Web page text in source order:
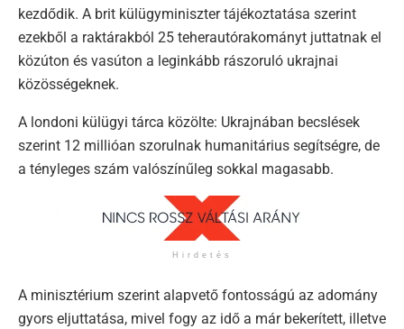
kezdődik. A brit külügyminiszter tájékoztatása szerint
ezekből a raktárakból 25 teherautórakományt juttatnak el
közúton és vasúton a leginkább rászoruló ukrajnai
közösségeknek.
A londoni külügyi tárca közölte: Ukrajnában becslések
szerint 12 millióan szorulnak humanitárius segítségre, de
a tényleges szám valószínűleg sokkal magasabb.
Hirdetés
A minisztérium szerint alapvető fontosságú az adomány
gyors eljuttatása, mivel fogy az idő a már bekerített, illetve